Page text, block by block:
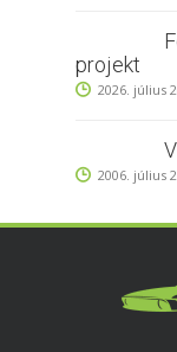
projekt
2026. július
2006. július